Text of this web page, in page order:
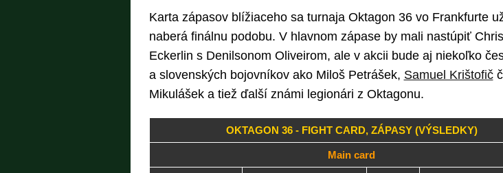
Karta zápasov blížiaceho sa turnaja Oktagon 36 vo Frankfurte
naberá finálnu podobu. V hlavnom zápase by mali nastúpiť
Eckerlin s Denilsonom Oliveirom, ale v akcii bude aj niekoľko
a slovenských bojovníkov ako Miloš Petrášek, Samuel Krištofič
Mikulášek a tiež ďalší známi legionári z Oktagonu.
OKTAGON 36 - FIGHT CARD, ZÁPASY (VÝSLEDKY)
Main card